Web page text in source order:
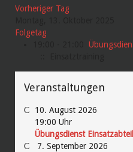
Vorheriger Tag
Folgetag
Veranstaltungen
10. August 2026
19:00 Uhr
Übungsdienst
7. September 2026